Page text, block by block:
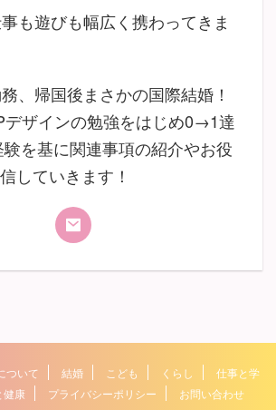
も遊びも幅広く携わってきま
、帰国後まさかの国際結婚！
デザインの勉強をはじめ0→1達
を基に関連事項の紹介やお役
していきます！
ついて 結婚 こども くらし
仕事と学
健康 プライバシーポリシー お問い合わせ